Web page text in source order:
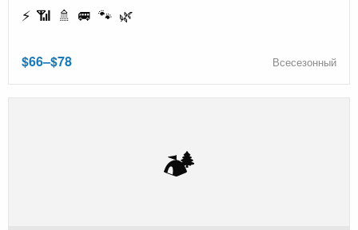
⚡ 📶 🚿 🚐 🐾 🌿
$66–$78 Всесезонный
🏕️